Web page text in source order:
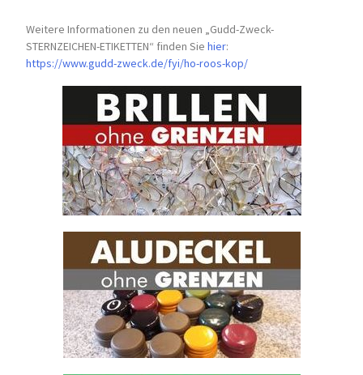
Weitere Informationen zu den neuen „Gudd-Zweck-
STERNZEICHEN-ETIKETTEN“ finden Siehier:
https://www.gudd-zweck.de/fyi/ho-roos-kop/